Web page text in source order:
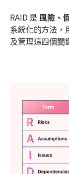
RAID 是 風險、
系統化的方法，
及管理這四個關